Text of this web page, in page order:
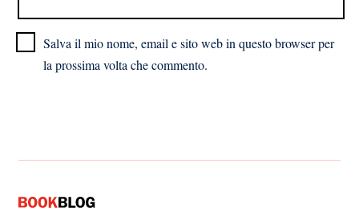
Salva il mio nome, email e sito web in questo browser per
la prossima volta che commento.